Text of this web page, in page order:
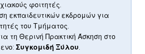
φοιτητές.
εκπαιδευτικών εκδρομών για
του Τμήματος.
τη Θερινή Πρακτική Άσκηση στο
Συγκομιδή Ξύλου.